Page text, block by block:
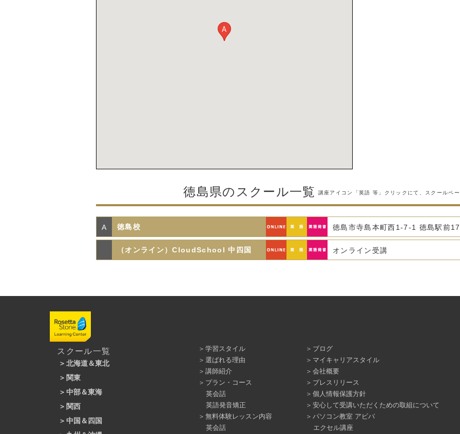
A
徳島県のスクール一覧 講座アイコン「英語 等」クリックにて、スクールペー
A 徳島校 徳島市寺島本町西1-7-1 徳島駅前
（オンライン）CloudSchool 中四国 オンライン受講
スクール一覧
北海道＆東北
札幌大通校
関東
新宿本校 銀座本校
吉祥寺駅前校
上野校 錦糸町校
中部＆東海
静岡モディ校
マーサ21校｜岐阜市
関西
梅田本校 なんば校
中国＆四国
学習スタイル
選ばれる理由
講師紹介
プラン・コース
英会話
英語発音矯正
無料体験レッスン内容
英会話
ブログ
マイキャリアスタイル
会社概要
プレスリリース
個人情報保護方針
安心して受講いただくための取組について
パソコン教室 アビバ
エクセル講座